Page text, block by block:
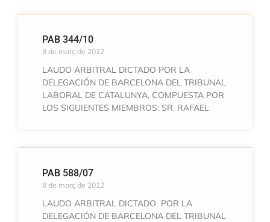
PAB 344/10
8 de març de 2012
LAUDO ARBITRAL DICTADO POR LA
DELEGACIÓN DE BARCELONA DEL TRIBUNAL
LABORAL DE CATALUNYA, COMPUESTA POR
LOS SIGUIENTES MIEMBROS: SR. RAFAEL
PAB 588/07
8 de març de 2012
LAUDO ARBITRAL DICTADO POR LA
DELEGACIÓN DE BARCELONA DEL TRIBUNAL